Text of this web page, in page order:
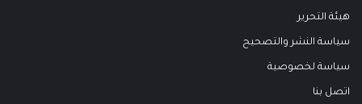
هيئة التحرير
سياسة النشر والتصحيح
سياسة لخصوصية
اتصل بنا